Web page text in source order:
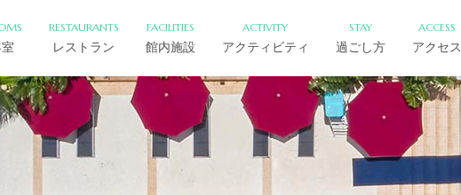
RESTAURANTS
レストラン
FACILITIES
館内施設
ACTIVITY
アクティビティ
STAY
過ごし方
ACCESS
アクセス